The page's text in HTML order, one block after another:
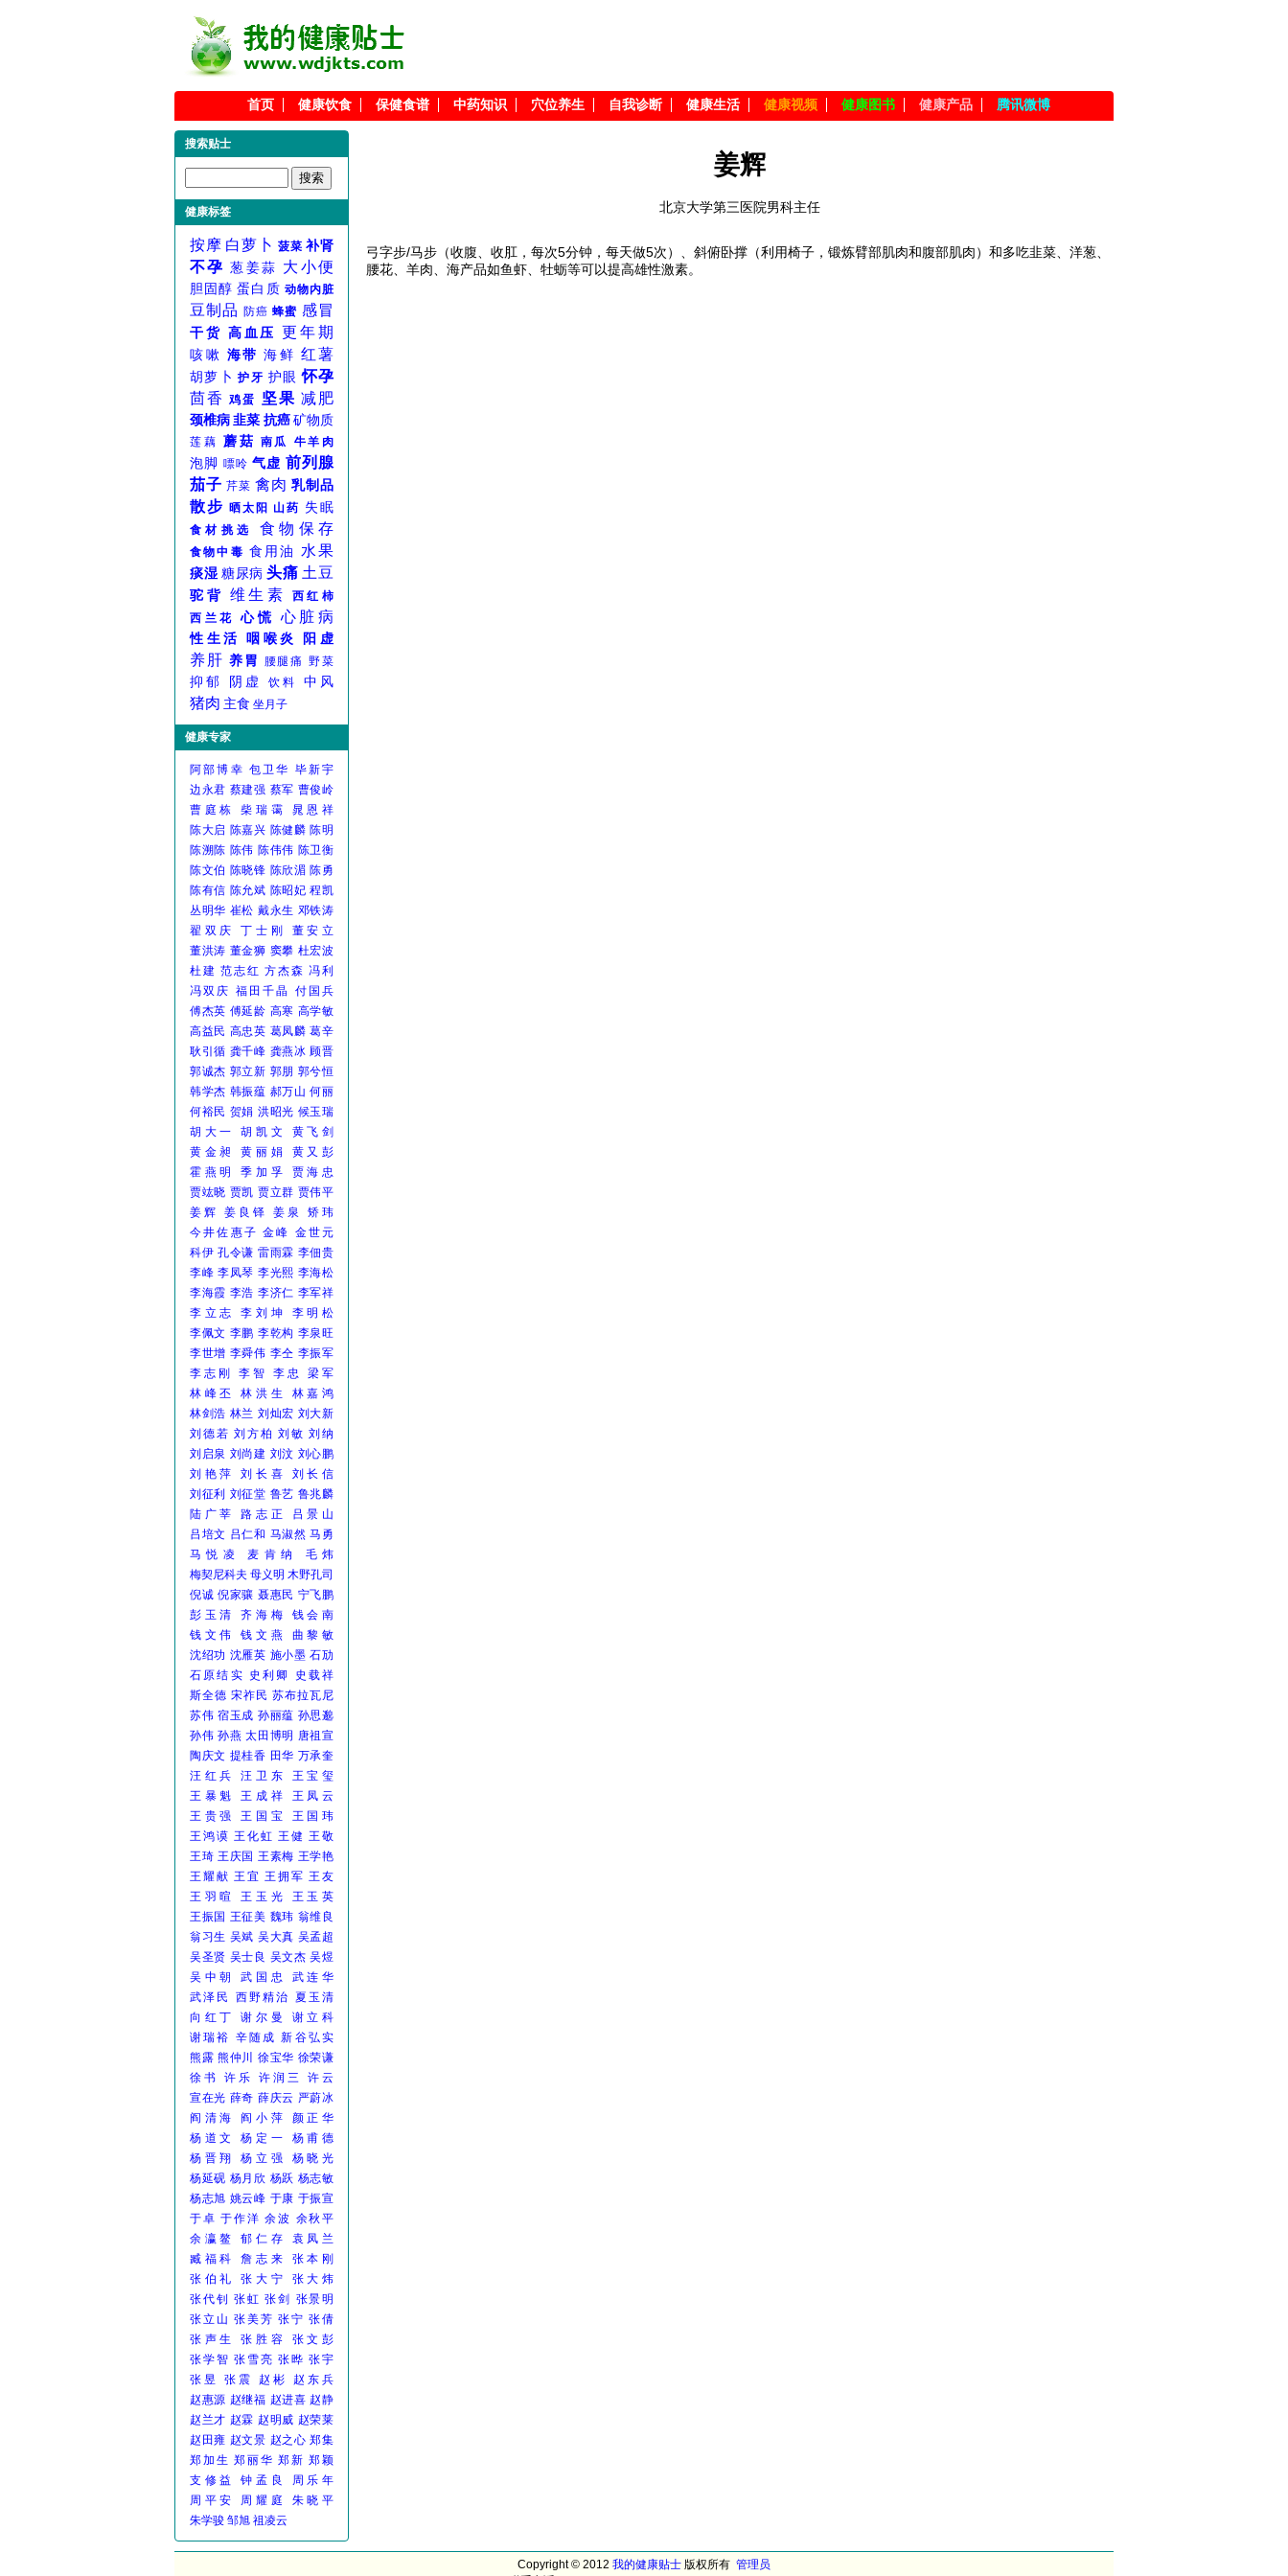
首页 健康饮食 保健食谱 中药知识 穴位养生 自我诊断 健康生活 健康视频 健康图书 健康产品 腾讯微博
搜索贴士
健康标签
按摩 白萝卜 菠菜 补肾
不孕 葱姜蒜 大小便
胆固醇 蛋白质 动物内脏
豆制品 防癌 蜂蜜 感冒
干货 高血压 更年期
咳嗽 海带 海鲜 红薯
胡萝卜 护牙 护眼 怀孕
茴香 鸡蛋 坚果 减肥
颈椎病 韭菜 抗癌 矿物质
莲藕 蘑菇 南瓜 牛羊肉
泡脚 嘌呤 气虚 前列腺
茄子 芹菜 禽肉 乳制品
散步 晒太阳 山药 失眠
食材挑选 食物保存
食物中毒 食用油 水果
痰湿 糖尿病 头痛 土豆
驼背 维生素
西红柿
西兰花
心慌 心脏病
性生活 咽喉炎 阳虚
养肝 养胃 腰腿痛 野菜
抑郁 阴虚 饮料 中风
猪肉 主食 坐月子
健康专家
阿部博幸 包卫华 毕新宇
边永君 蔡建强 蔡军 曹俊岭
曹庭栋
柴瑞霭
晁恩祥
陈大启 陈嘉兴 陈健麟 陈明
陈溯陈 陈伟 陈伟伟 陈卫衡
陈文伯 陈晓锋 陈欣湄 陈勇
陈有信 陈允斌 陈昭妃 程凯
丛明华 崔松 戴永生 邓铁涛
翟双庆
丁士刚
董安立
董洪涛 董金狮 窦攀 杜宏波
杜建 范志红 方杰森 冯利
冯双庆 福田千晶 付国兵
傅杰英 傅延龄 高寒 高学敏
高益民 高忠英 葛凤麟 葛辛
耿引循 龚千峰 龚燕冰 顾晋
郭诚杰 郭立新 郭朋 郭兮恒
韩学杰 韩振蕴 郝万山 何丽
何裕民 贺娟 洪昭光 候玉瑞
胡大一
胡凯文
黄飞剑
黄金昶
黄丽娟
黄又彭
霍燕明
季加孚
贾海忠
贾竑晓 贾凯 贾立群 贾伟平
姜辉
姜良铎 姜泉
矫玮
今井佐惠子 金峰 金世元
科伊 孔令谦 雷雨霖 李佃贵
李峰 李凤琴 李光熙 李海松
李海霞 李浩 李济仁 李军祥
李立志
李刘坤
李明松
李佩文 李鹏 李乾构 李泉旺
李世增 李舜伟 李仝 李振军
李志刚
李智 李忠
梁军
林峰丕
林洪生
林嘉鸿
林剑浩 林兰 刘灿宏 刘大新
刘德若 刘方柏 刘敏 刘纳
刘启泉 刘尚建 刘汶 刘心鹏
刘艳萍
刘长喜
刘长信
刘征利 刘征堂 鲁艺 鲁兆麟
陆广莘
路志正
吕景山
吕培文 吕仁和 马淑然 马勇
马悦凌
麦肯纳
毛炜
梅契尼科夫 母义明 木野孔司
倪诚 倪家骧 聂惠民 宁飞鹏
彭玉清
齐海梅
钱会南
钱文伟
钱文燕
曲黎敏
沈绍功 沈雁英 施小墨 石劢
石原结实 史利卿
史载祥
斯全德 宋祚民 苏布拉瓦尼
苏伟 宿玉成 孙丽蕴 孙思邈
孙伟 孙燕 太田博明 唐祖宣
陶庆文 提桂香 田华 万承奎
汪红兵
汪卫东
王宝玺
王暴魁
王成祥
王凤云
王贵强
王国宝
王国玮
王鸿谟 王化虹 王健 王敬
王琦 王庆国 王素梅 王学艳
王耀献 王宜 王拥军 王友
王羽暄
王玉光
王玉英
王振国 王征美 魏玮 翁维良
翁习生 吴斌 吴大真 吴孟超
吴圣贤 吴士良 吴文杰 吴煜
吴中朝
武国忠
武连华
武泽民
西野精治 夏玉清
向红丁
谢尔曼
谢立科
谢瑞裕 辛随成 新谷弘实
熊露 熊仲川 徐宝华 徐荣谦
徐书
许乐 许润三
许云
宣在光 薛奇 薛庆云 严蔚冰
阎清海
阎小萍
颜正华
杨道文
杨定一
杨甫德
杨晋翔
杨立强
杨晓光
杨延砚 杨月欣 杨跃 杨志敏
杨志旭 姚云峰 于康 于振宣
于卓 于作洋 余波 余秋平
余瀛鳌
郁仁存
袁凤兰
臧福科
詹志来
张本刚
张伯礼
张大宁
张大炜
张代钊
张虹 张剑
张景明
张立山 张美芳 张宁 张倩
张声生
张胜容
张文彭
张学智 张雪亮 张晔 张宇
张昱
张震 赵彬
赵东兵
赵惠源 赵继福 赵进喜 赵静
赵兰才 赵霖 赵明威 赵荣莱
赵田雍 赵文景 赵之心 郑集
郑加生 郑丽华 郑新 郑颖
支修益
钟孟良
周乐年
周平安
周耀庭
朱晓平
朱学骏 邹旭 祖凌云
姜辉
北京大学第三医院男科主任
弓字步/马步（收腹、收肛，每次5分钟，每天做5次）、斜俯卧撑（利用椅子，锻炼臂部肌肉和腹部肌肉）和多吃韭菜、洋葱、
腰花、羊肉、海产品如鱼虾、牡蛎等可以提高雄性激素。
Copyright © 2012 我的健康贴士 版权所有 管理员